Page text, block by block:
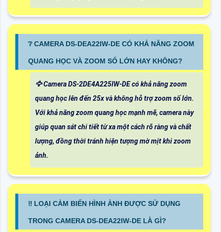
❔ CAMERA DS-DEA22IW-DE CÓ KHẢ NĂNG ZOOM
QUANG HỌC VÀ ZOOM SỐ LỚN HAY KHÔNG?
🦅 Camera DS-2DE4A225IW-DE có khả năng zoom
quang học lên đến 25x và không hỗ trợ zoom số lớn.
Với khả năng zoom quang học mạnh mẽ, camera này
giúp quan sát chi tiết từ xa một cách rõ ràng và chất
lượng, đồng thời tránh hiện tượng mờ mịt khi zoom
ảnh.
‼️ LOẠI CẢM BIẾN HÌNH ẢNH ĐƯỢC SỬ DỤNG
TRONG CAMERA DS-DEA22IW-DE LÀ GÌ?